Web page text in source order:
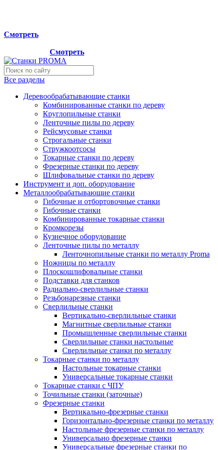
Смотреть
Смотреть
Все разделы
Деревообрабатывающие станки
Комбинированные станки по дереву
Круглопильные станки
Ленточные пилы по дереву
Рейсмусовые станки
Строгальные станки
Стружкоотсосы
Токарные станки по дереву
Фрезерные станки по дереву
Шлифовальные станки по дереву
Инструмент и доп. оборудование
Металлообрабатывающие станки
Гибочные и отбортовочные станки
Гибочные станки
Комбинированные токарные станки
Кромкорезы
Кузнечное оборудование
Ленточные пилы по металлу
Ленточнопильные станки по металлу Proma
Ножницы по металлу
Плоскошлифовальные станки
Подставки для станков
Радиально-сверлильные станки
Резьбонарезные станки
Сверлильные станки
Вертикально-сверлильные станки
Магнитные сверлильные станки
Промышленные сверлильные станки
Сверлильные станки настольные
Сверлильные станки по металлу
Токарные станки по металлу
Настольные токарные станки
Универсальные токарные станки
Токарные станки с ЧПУ
Точильные станки (заточные)
Фрезерные станки
Вертикально-фрезерные станки
Горизонтально-фрезерные станки по металлу
Настольные фрезерные станки по металлу
Универсально фрезерные станки
Универсальные фрезерные станки по